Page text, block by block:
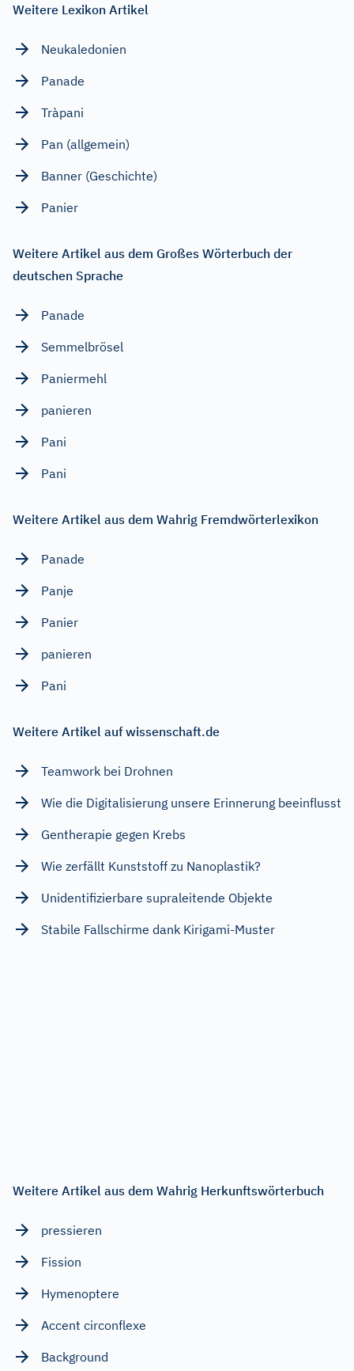
Weitere Lexikon Artikel
Neukaledonien
Panade
Tràpani
Pan (allgemein)
Banner (Geschichte)
Panier
Weitere Artikel aus dem Großes Wörterbuch der
deutschen Sprache
Panade
Semmelbrösel
Paniermehl
panieren
Pani
Pani
Weitere Artikel aus dem Wahrig Fremdwörterlexikon
Panade
Panje
Panier
panieren
Pani
Weitere Artikel auf wissenschaft.de
Teamwork bei Drohnen
Wie die Digitalisierung unsere Erinnerung beeinflusst
Gentherapie gegen Krebs
Wie zerfällt Kunststoff zu Nanoplastik?
Unidentifizierbare supraleitende Objekte
Stabile Fallschirme dank Kirigami-Muster
Weitere Artikel aus dem Wahrig Herkunftswörterbuch
pressieren
Fission
Hymenoptere
Accent circonflexe
Background